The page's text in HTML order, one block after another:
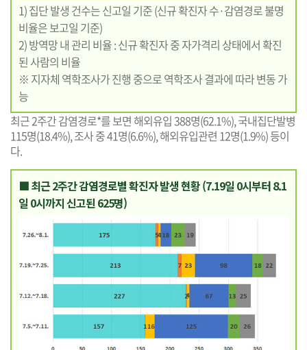
1) 집단 발생 건수는 신고일 기준 (신규 확진자 수·감염경로 불명
비율은 보고일 기준)
2) 방역망 내 관리 비율 : 신규 확진자 중 자가격리 상태에서 확진
된 사람의 비율
※ 지자체 역학조사가 진행 중으로 역학조사 결과에 따라 변동 가
능
최근 2주간 감염경로*를 보면 해외유입 388명(62.1%), 국내집단발병
115명(18.4%), 조사 중 41명(6.6%), 해외유입관련 12명(1.9%) 등이
다.
■ 최근 2주간 감염경로별 확진자 발생 현황 (7.19일 0시부터 8.1
일 0시까지 신고된 625명)